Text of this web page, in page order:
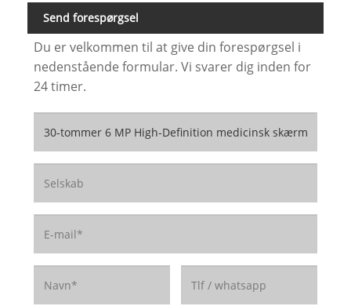
Send forespørgsel
Du er velkommen til at give din forespørgsel i
nedenstående formular. Vi svarer dig inden for
24 timer.